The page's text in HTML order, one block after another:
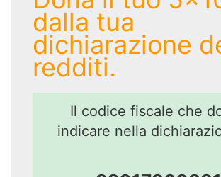
dalla tua
dichiarazione
redditi.
Il codice fiscale che
indicare nella